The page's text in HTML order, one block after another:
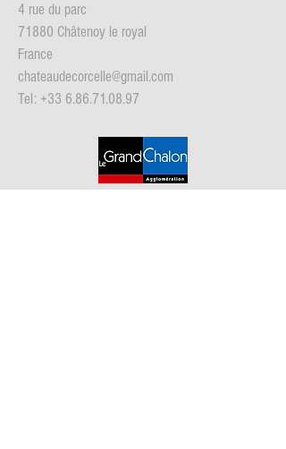
4 rue du parc
71880 Châtenoy le royal
France
chateaudecorcelle@gmail.com
Tel: +33 6.86.71.08.97